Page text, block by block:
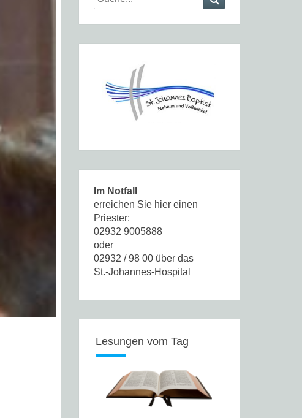
for:
Im Notfall
erreichen Sie hier einen
Priester:
02932 9005888
oder
02932 / 98 00 über das
St.-Johannes-Hospital
Lesungen vom Tag